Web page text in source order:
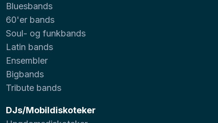
Bluesbands
60'er bands
Soul- og funkbands
Latin bands
Ensembler
Bigbands
Tribute bands
DJs/Mobildiskoteker